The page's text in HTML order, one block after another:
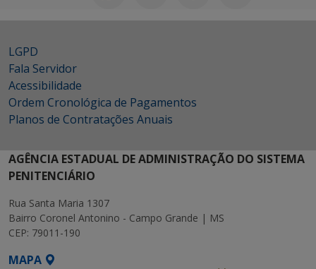
LGPD
Fala Servidor
Acessibilidade
Ordem Cronológica de Pagamentos
Planos de Contratações Anuais
AGÊNCIA ESTADUAL DE ADMINISTRAÇÃO DO SISTEMA
PENITENCIÁRIO
Rua Santa Maria 1307
Bairro Coronel Antonino - Campo Grande | MS
CEP: 79011-190
MAPA